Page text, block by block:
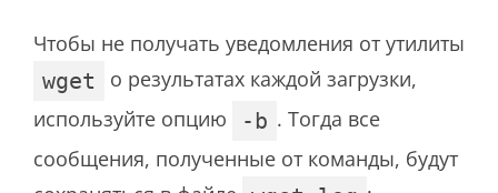
Чтобы не получать уведомления от утилиты
wget
о результатах каждой загрузки,
используйте опцию
-b . Тогда все
сообщения, полученные от команды, будут